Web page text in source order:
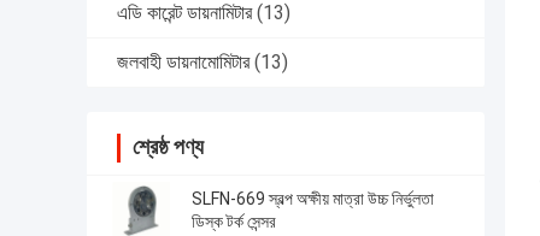
এডি কারেন্ট ডায়নামিটার (13)
জলবাহী ডায়নামোমিটার (13)
শ্রেষ্ঠ পণ্য
SLFN-669 স্বল্প অক্ষীয় মাত্রা উচ্চ নির্ভুলতা
ডিস্ক টর্ক সেন্সর